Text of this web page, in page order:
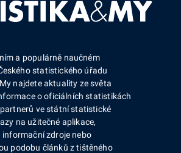
a populárně naučném
statistického úřadu
najdete aktuality ze světa
o oficiálních statistikách
partnerů ve státní statistické
na užitečné aplikace,
informační zdroje nebo
podobu článků z tištěného